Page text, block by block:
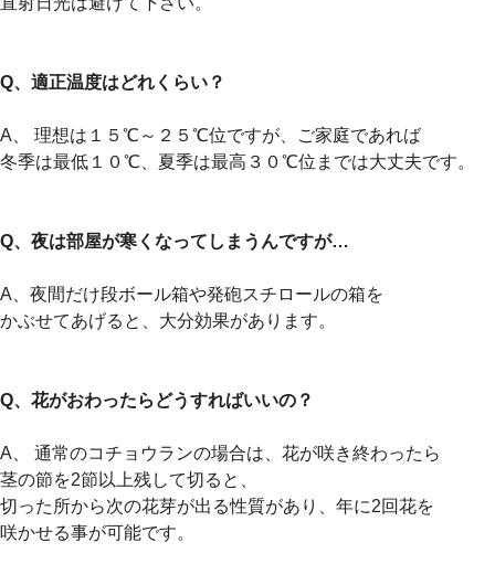
Q、適正温度はどれくらい？
A、 理想は１５℃～２５℃位ですが、ご家庭であれば
冬季は最低１０℃、夏季は最高３０℃位までは大丈夫です。
Q、夜は部屋が寒くなってしまうんですが…
A、夜間だけ段ボール箱や発砲スチロールの箱を
かぶせてあげると、大分効果があります。
Q、花がおわったらどうすればいいの？
A、 通常のコチョウランの場合は、花が咲き終わったら
茎の節を2節以上残して切ると、
切った所から次の花芽が出る性質があり、年に2回花を
咲かせる事が可能です。